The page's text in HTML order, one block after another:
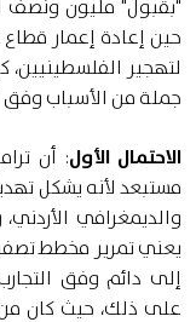
"بقبول" مليون ونصف
حين إعادة إعمار
لتهجير
جملة من الأسباب وفق
الاحتمال الأول: أن
مستبعد لأنه يشكل
والديمغرافي
يعني تمرير مخطط
إلى دائم وفق